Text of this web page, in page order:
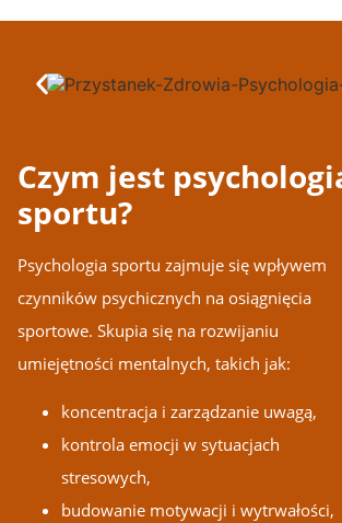
Czym jest
sportu?
Psychologia sportu zajmuje się wpływem
czynników psychicznych na osiągnięcia
sportowe. Skupia się na rozwijaniu
umiejętności mentalnych, takich jak:
koncentracja i zarządzanie uwagą,
kontrola emocji w sytuacjach
stresowych,
budowanie motywacji i wytrwałości,